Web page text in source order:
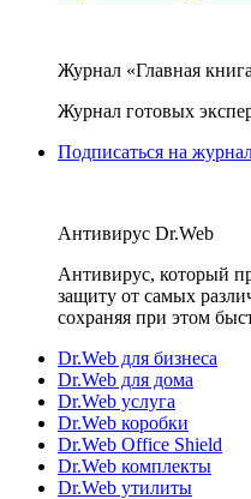
Журнал «Главная
Журнал готовых
Подписаться на
Антивирус Dr.Web
Антивирус, который
защиту от самых
сохраняя при этом
Dr.Web для бизнеса
Dr.Web для дома
Dr.Web услуга
Dr.Web коробки
Dr.Web Office Shield
Dr.Web комплекты
Dr.Web утилиты